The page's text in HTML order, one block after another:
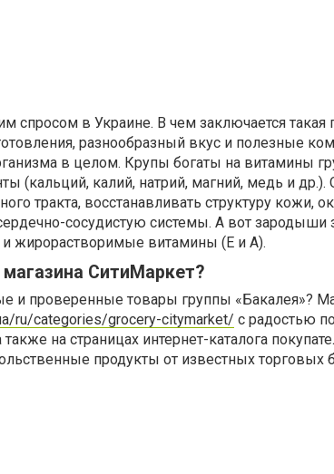
спросом в Украине. В чем заключается такая
разнообразный вкус и полезные
в целом. Крупы богаты на витамины
(кальций, калий, натрий, магний, медь и др.).
тракта, восстанавливать структуру кожи,
сосудистую системы. А вот зародыши
жирорастворимые витамины (Е и А).
магазина СитиМаркет?
и проверенные товары группы «Бакалея»?
ru/categories/grocery-citymarket/ с радостью
на страницах интернет-каталога
продукты от известных торговых